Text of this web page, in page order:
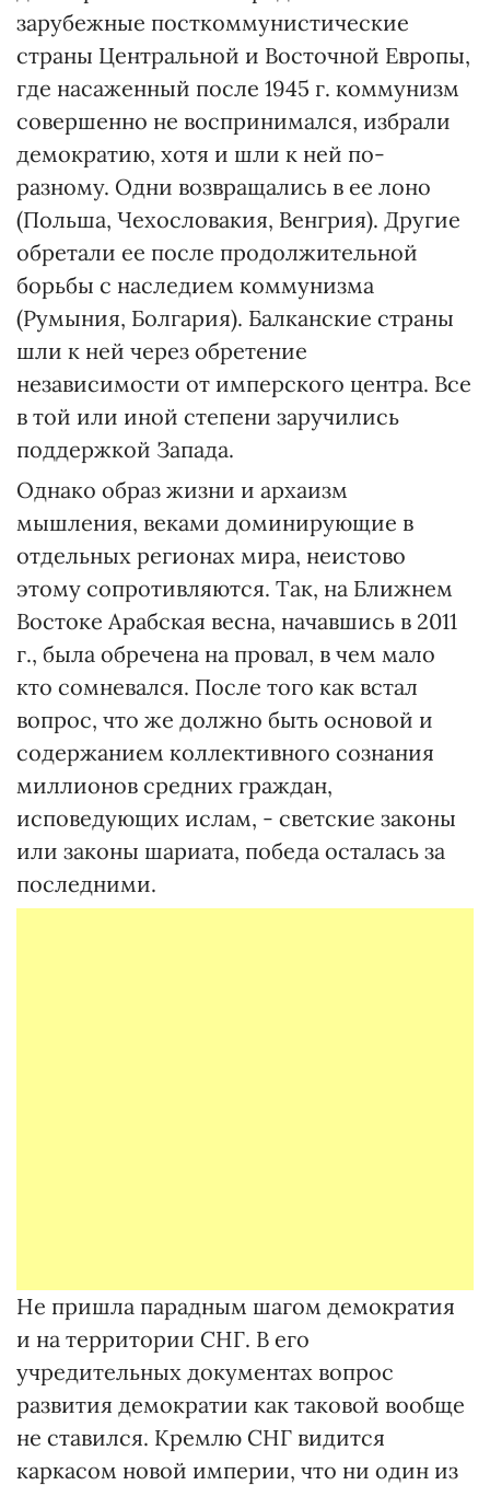
зарубежные посткоммунистические
страны Центральной и Восточной Европы,
где насаженный после 1945 г. коммунизм
совершенно не воспринимался, избрали
демократию, хотя и шли к ней по-
разному. Одни возвращались в ее лоно
(Польша, Чехословакия, Венгрия). Другие
обретали ее после продолжительной
борьбы с наследием коммунизма
(Румыния, Болгария). Балканские страны
шли к ней через обретение
независимости от имперского центра. Все
в той или иной степени заручились
поддержкой Запада.
Однако образ жизни и архаизм
мышления, веками доминирующие в
отдельных регионах мира, неистово
этому сопротивляются. Так, на Ближнем
Востоке Арабская весна, начавшись в 2011
г., была обречена на провал, в чем мало
кто сомневался. После того как встал
вопрос, что же должно быть основой и
содержанием коллективного сознания
миллионов средних граждан,
исповедующих ислам, - светские законы
или законы шариата, победа осталась за
последними.
Не пришла парадным шагом демократия
и на территории СНГ. В его
учредительных документах вопрос
развития демократии как таковой вообще
не ставился. Кремлю СНГ видится
каркасом новой империи, что ни один из